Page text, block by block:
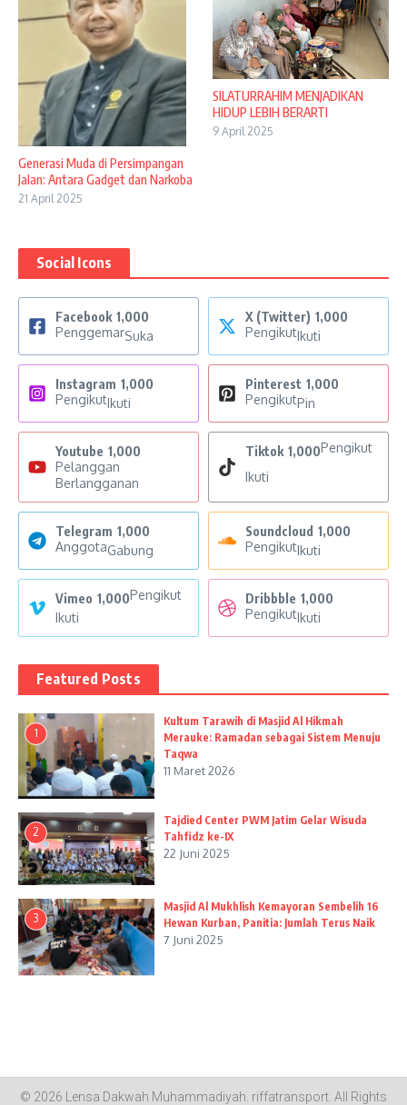
Generasi Muda di Persimpangan
Jalan: Antara Gadget dan Narkoba
21 April 2025
SILATURRAHIM MENJADIKAN
HIDUP LEBIH BERARTI
9 April 2025
Social Icons
Facebook 1,000
PenggemarSuka
X (Twitter) 1,000
PengikutIkuti
Instagram 1,000
PengikutIkuti
Pinterest 1,000
PengikutPin
Youtube 1,000
Pelanggan
Berlangganan
Tiktok 1,000Pengikut
Ikuti
Telegram 1,000
AnggotaGabung
Soundcloud 1,000
PengikutIkuti
Vimeo 1,000Pengikut
Ikuti
Dribbble 1,000
PengikutIkuti
Featured Posts
1
Kultum Tarawih di Masjid Al Hikmah
Merauke: Ramadan sebagai Sistem Menuju
Taqwa
11 Maret 2026
2
Tajdied Center PWM Jatim Gelar Wisuda
Tahfidz ke-IX
22 Juni 2025
3
Masjid Al Mukhlish Kemayoran Sembelih 16
Hewan Kurban, Panitia: Jumlah Terus Naik
7 Juni 2025
© 2026 Lensa Dakwah Muhammadiyah. riffatransport. All Rights